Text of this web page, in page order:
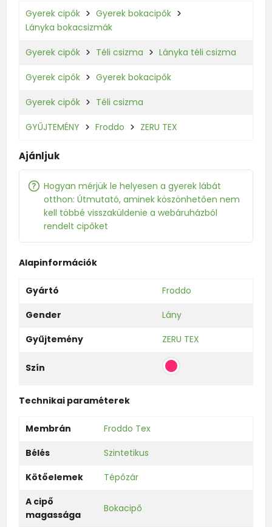
Gyerek cipők
Gyerek bokacipők
Lányka bokacsizmák
Gyerek cipők Téli csizma Lányka téli csizma
Gyerek cipők Gyerek bokacipők
Gyerek cipők Téli csizma
GYŰJTEMÉNY Froddo ZERU TEX
Ajánljuk
Hogyan mérjük le helyesen a gyerek lábát
otthon: Útmutató, aminek köszönhetően nem
kell többé visszaküldenie a webáruházból
rendelt cipőket
Alapinformációk
Gyártó
Froddo
Gender
Lány
Gyűjtemény
ZERU TEX
Szín
Technikai paraméterek
Membrán
Froddo Tex
Bélés
Szintetikus
Kötőelemek
Tépőzár
A cipő
magassága
Bokacipő